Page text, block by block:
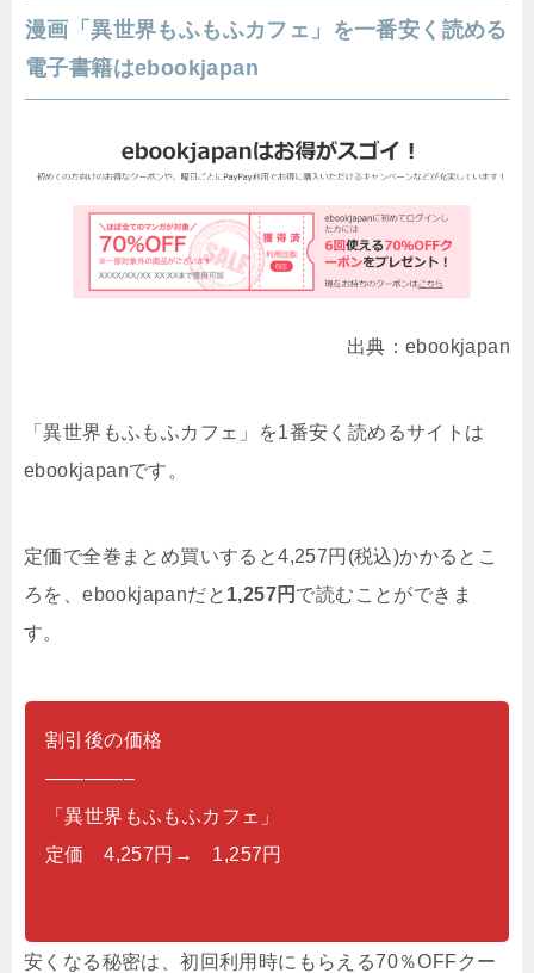
漫画「異世界もふもふカフェ」を一番安く読める
電子書籍はebookjapan
出典：ebookjapan
「異世界もふもふカフェ」を1番安く読めるサイトは
ebookjapanです。
定価で全巻まとめ買いすると4,257円(税込)かかるとこ
ろを、ebookjapanだと 1,257円 で読むことができま
す。
割引後の価格
————–
「異世界もふもふカフェ」
定価 4,257円→ 1,257円
安くなる秘密は、初回利用時にもらえる70％OFFクー